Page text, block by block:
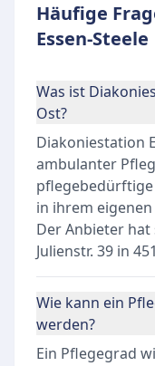
Häufige
Essen-Steele
Was ist
Ost?
Diakoniestation
ambulanter
in ihrem
Der Anbieter hat
Julienstr. 39 in
Wie kann ein
werden?
Ein Pflegegrad